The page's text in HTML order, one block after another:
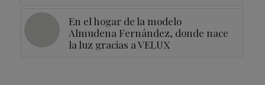
En el hogar de la modelo
Almudena Fernández, donde nace
la luz gracias a VELUX